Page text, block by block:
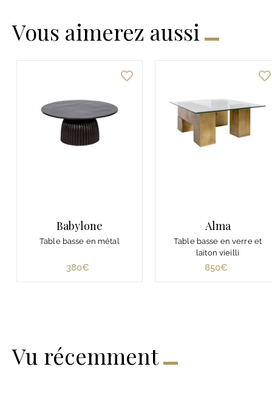
Vous aimerez aussi
Babylone
Table basse en métal
380€
Alma
Table basse en verre et
laiton vieilli
850€
Vu récemment